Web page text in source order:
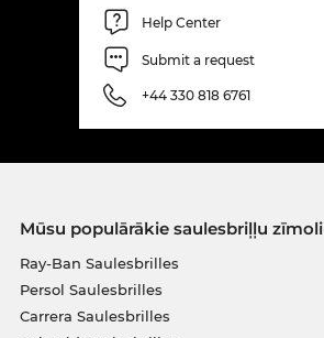
Help Center
Submit a request
+44 330 818 6761
Mūsu populārākie saulesbriļļu zīmoli
Ray-Ban Saulesbrilles
Persol Saulesbrilles
Carrera Saulesbrilles